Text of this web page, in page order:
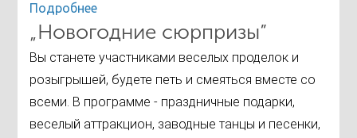
Подробнее
„Новогодние сюрпризы”
Вы станете участниками веселых проделок и
розыгрышей, будете петь и смеяться вместе со
всеми. В программе - праздничные подарки,
веселый аттракцион, заводные танцы и песенки,